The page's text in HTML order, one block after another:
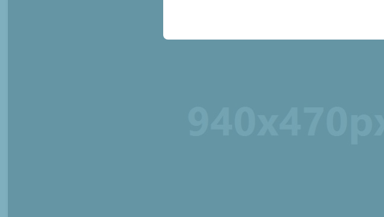
sicherzustellen, indem Ihre